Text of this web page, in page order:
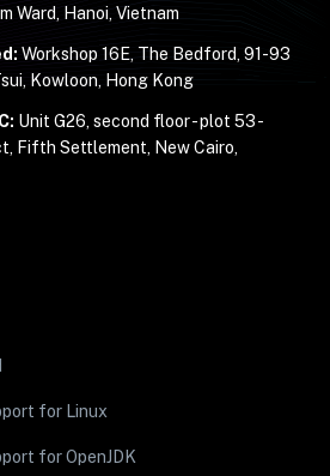
Ward, Hanoi, Vietnam
Workshop 16E, The Bedford, 91-93
Kowloon, Hong Kong
Unit G26, second floor - plot 53 -
Fifth Settlement, New Cairo,
for Linux
for OpenJDK